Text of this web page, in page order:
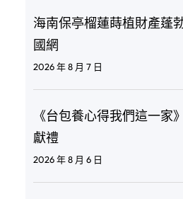
海南保亭榴蓮蒔植財產蓬
國網
2026 年 8 月 7 日
《台包養心得我們這一家
獻禮
2026 年 8 月 6 日